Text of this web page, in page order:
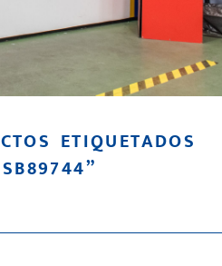
ETIQUETADOS